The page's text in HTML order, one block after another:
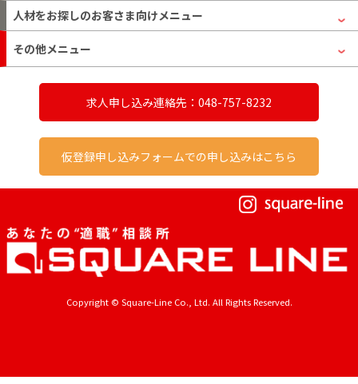
人材をお探しのお客さま向けメニュー
その他メニュー
求人申し込み連絡先：048-757-8232
仮登録申し込みフォームでの申し込みはこちら
Copyright © Square-Line Co., Ltd. All Rights Reserved.